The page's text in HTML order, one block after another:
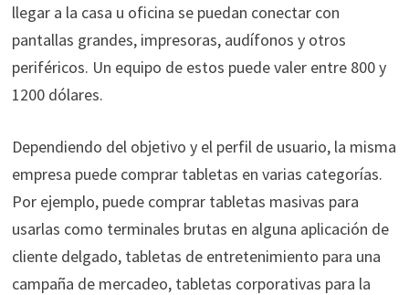
llegar a la casa u oficina se puedan conectar con
pantallas grandes, impresoras, audífonos y otros
periféricos. Un equipo de estos puede valer entre 800 y
1200 dólares.
Dependiendo del objetivo y el perfil de usuario, la misma
empresa puede comprar tabletas en varias categorías.
Por ejemplo, puede comprar tabletas masivas para
usarlas como terminales brutas en alguna aplicación de
cliente delgado, tabletas de entretenimiento para una
campaña de mercadeo, tabletas corporativas para la